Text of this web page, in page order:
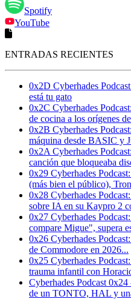
Spotify
YouTube
ENTRADAS RECIENTES
0x2D Cyberhades
está tu gato
0x2C Cyberhades
de cocina a los orígenes
0x2B Cyberhades
máquina desde BASIC y
0x2A Cyberhades
canción que bloqueaba
0x29 Cyberhades
(más bien el público),
0x28 Cyberhades
sobre IA en su Kaypro 2
0x27 Cyberhades
compare Migue", supera
0x26 Cyberhades
de Commodore en 2026...
0x25 Cyberhades
trauma infantil con
Cyberhades Podcast
de un TONTO, HAL y